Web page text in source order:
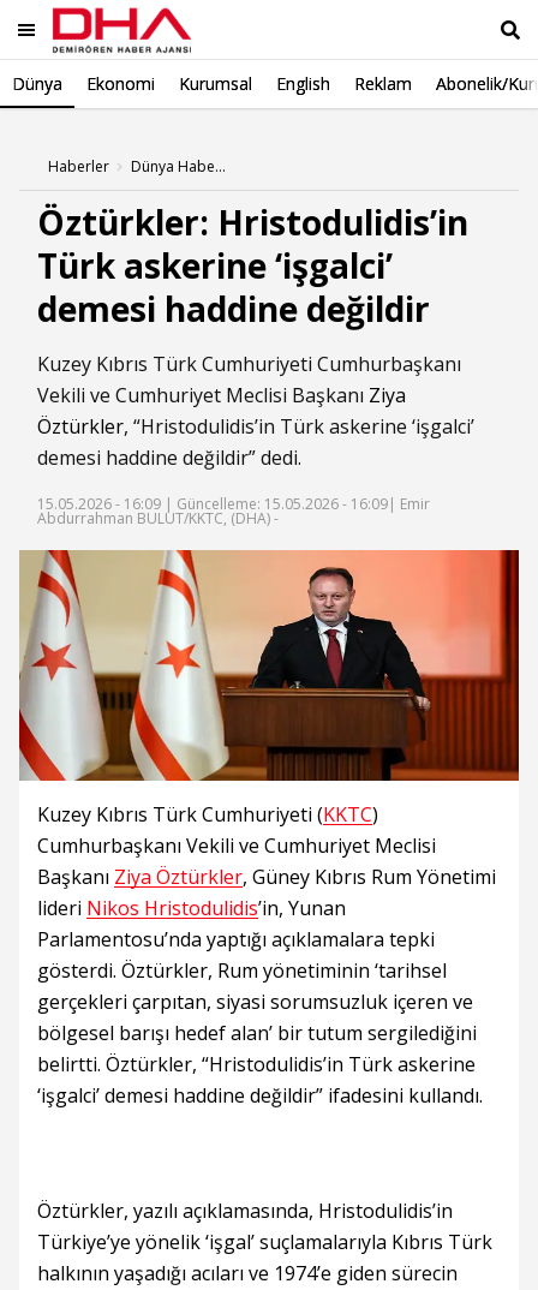
Dünya Ekonomi Kurumsal English Reklam Abonelik/
Haberler Dünya Haberleri
Öztürkler: Hristodulidis’in
Türk askerine ‘işgalci’
demesi haddine değildir
Kuzey Kıbrıs Türk Cumhuriyeti Cumhurbaşkanı
Vekili ve Cumhuriyet Meclisi Başkanı Ziya
Öztürkler, “Hristodulidis’in Türk askerine ‘işgalci’
demesi haddine değildir” dedi.
15.05.2026 - 16:09 | Güncelleme: 15.05.2026 - 16:09| Emir
Abdurrahman BULUT/KKTC, (DHA) -
Kuzey Kıbrıs Türk Cumhuriyeti (KKTC)
Cumhurbaşkanı Vekili ve Cumhuriyet Meclisi
Başkanı Ziya Öztürkler, Güney Kıbrıs Rum Yönetimi
lideri Nikos Hristodulidis’in, Yunan
Parlamentosu’nda yaptığı açıklamalara tepki
gösterdi. Öztürkler, Rum yönetiminin ‘tarihsel
gerçekleri çarpıtan, siyasi sorumsuzluk içeren ve
bölgesel barışı hedef alan’ bir tutum sergilediğini
belirtti. Öztürkler, “Hristodulidis’in Türk askerine
‘işgalci’ demesi haddine değildir” ifadesini kullandı.
Öztürkler, yazılı açıklamasında, Hristodulidis’in
Türkiye’ye yönelik ‘işgal’ suçlamalarıyla Kıbrıs Türk
halkının yaşadığı acıları ve 1974’e giden sürecin